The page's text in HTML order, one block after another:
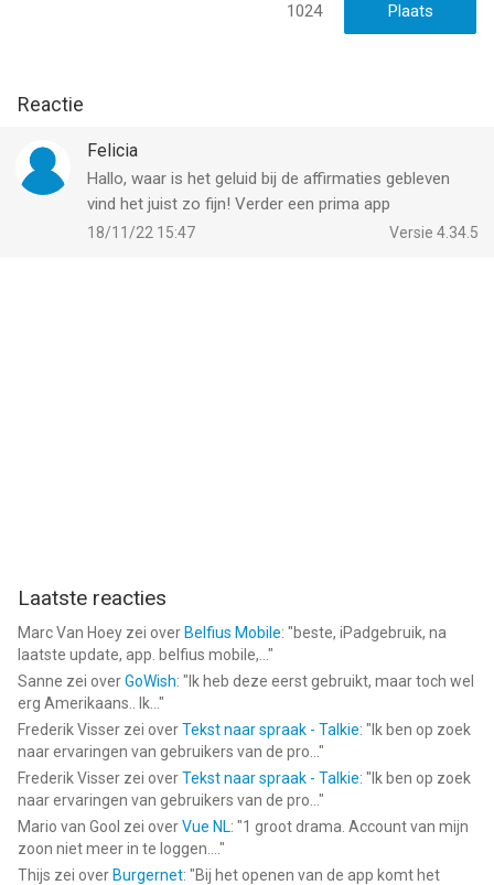
1024
Reactie
Felicia
Hallo, waar is het geluid bij de affirmaties gebleven
vind het juist zo fijn! Verder een prima app
Versie 4.34.5
18/11/22 15:47
Laatste reacties
Marc Van Hoey zei over Belfius Mobile: "beste, iPadgebruik, na
laatste update, app. belfius mobile,... "
Sanne zei overGoWish: " Ik heb deze eerst gebruikt, maar toch wel
erg Amerikaans.. Ik... "
Frederik Visser zei overTekst naar spraak - Talkie: " Ik ben op zoek
naar ervaringen van gebruikers van de pro... "
Frederik Visser zei overTekst naar spraak - Talkie: " Ik ben op zoek
naar ervaringen van gebruikers van de pro... "
Mario van Gool zei overVue NL: "1 groot drama. Account van mijn
zoon niet meer in te loggen.... "
Thijs zei over Burgernet: "Bij het openen van de app komt het